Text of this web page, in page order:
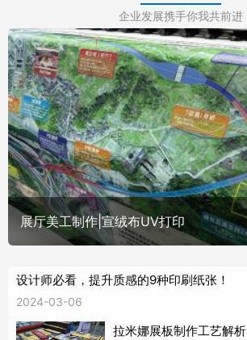
企业发展携手你我共前进
展厅美工制作|宣绒布UV打印
设计师必看，提升质感的9种印刷纸张！
2024-03-06
拉米娜展板制作工艺解析